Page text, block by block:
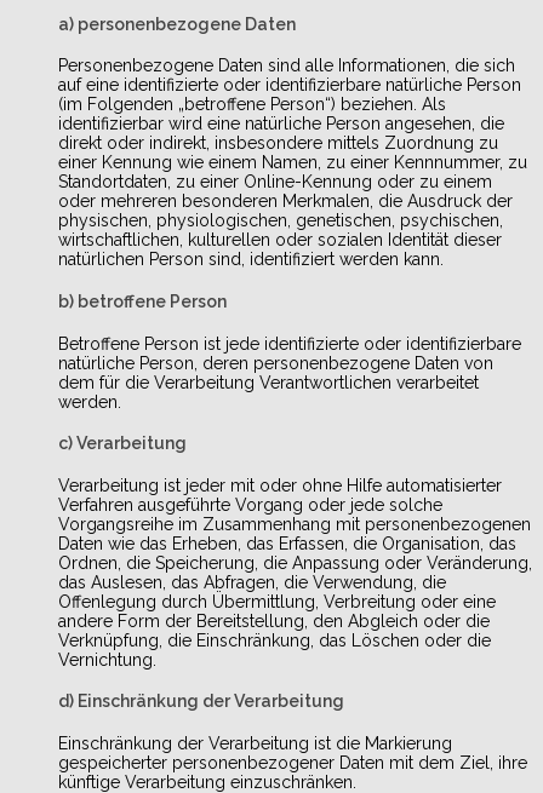
a) personenbezogene Daten
Personenbezogene Daten sind alle Informationen, die sich
auf eine identifizierte oder identifizierbare natürliche Person
(im Folgenden „betroffene Person“) beziehen. Als
identifizierbar wird eine natürliche Person angesehen, die
direkt oder indirekt, insbesondere mittels Zuordnung zu
einer Kennung wie einem Namen, zu einer Kennnummer, zu
Standortdaten, zu einer Online-Kennung oder zu einem
oder mehreren besonderen Merkmalen, die Ausdruck der
physischen, physiologischen, genetischen, psychischen,
wirtschaftlichen, kulturellen oder sozialen Identität dieser
natürlichen Person sind, identifiziert werden kann.
b) betroffene Person
Betroffene Person ist jede identifizierte oder identifizierbare
natürliche Person, deren personenbezogene Daten von
dem für die Verarbeitung Verantwortlichen verarbeitet
werden.
c) Verarbeitung
Verarbeitung ist jeder mit oder ohne Hilfe automatisierter
Verfahren ausgeführte Vorgang oder jede solche
Vorgangsreihe im Zusammenhang mit personenbezogenen
Daten wie das Erheben, das Erfassen, die Organisation, das
Ordnen, die Speicherung, die Anpassung oder Veränderung,
das Auslesen, das Abfragen, die Verwendung, die
Offenlegung durch Übermittlung, Verbreitung oder eine
andere Form der Bereitstellung, den Abgleich oder die
Verknüpfung, die Einschränkung, das Löschen oder die
Vernichtung.
d) Einschränkung der Verarbeitung
Einschränkung der Verarbeitung ist die Markierung
gespeicherter personenbezogener Daten mit dem Ziel, ihre
künftige Verarbeitung einzuschränken.